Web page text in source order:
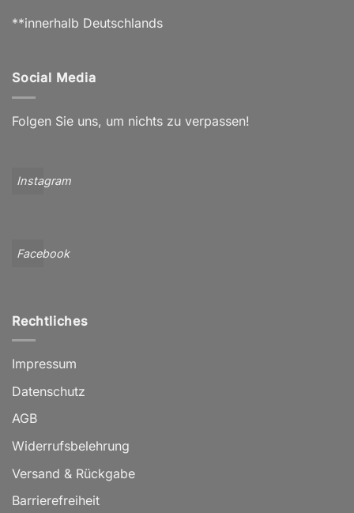
**innerhalb Deutschlands
Social Media
Folgen Sie uns, um nichts zu verpassen!
Instagram
Facebook
Rechtliches
Impressum
Datenschutz
AGB
Widerrufsbelehrung
Versand & Rückgabe
Barrierefreiheit